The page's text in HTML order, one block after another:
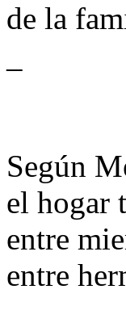
de la
– El
Según
el hogar
entre
entre